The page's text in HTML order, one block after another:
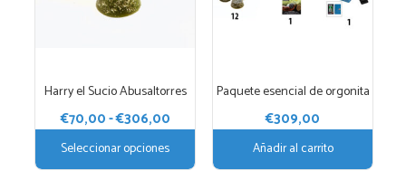
Harry el Sucio Abusaltorres
€70,00-€306,00Rango
precios:
desde
Seleccionar opciones
en
página
de
Paquete esencial de orgonita
€309,00
Añadir al carrito